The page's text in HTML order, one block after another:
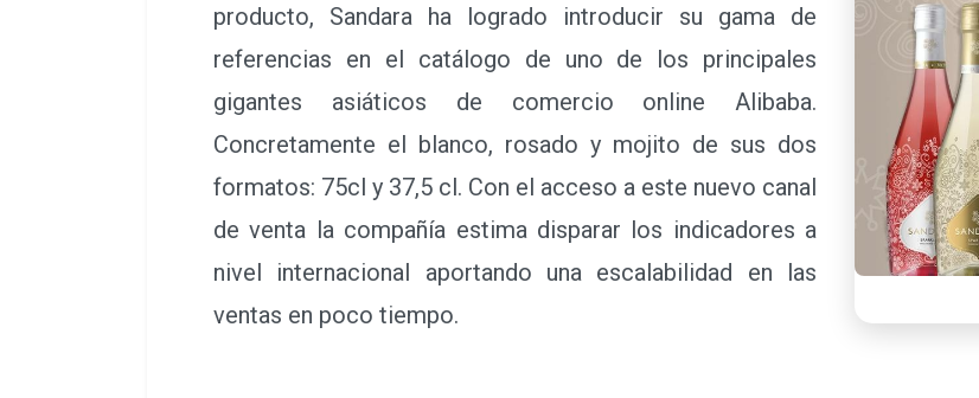
producto, Sandara ha logrado introducir su gama de
referencias en el catálogo de uno de los principales
gigantes asiáticos de comercio online Alibaba.
Concretamente el blanco, rosado y mojito de sus dos
formatos: 75cl y 37,5 cl. Con el acceso a este nuevo canal
de venta la compañía estima disparar los indicadores a
nivel internacional aportando una escalabilidad en las
ventas en poco tiempo.